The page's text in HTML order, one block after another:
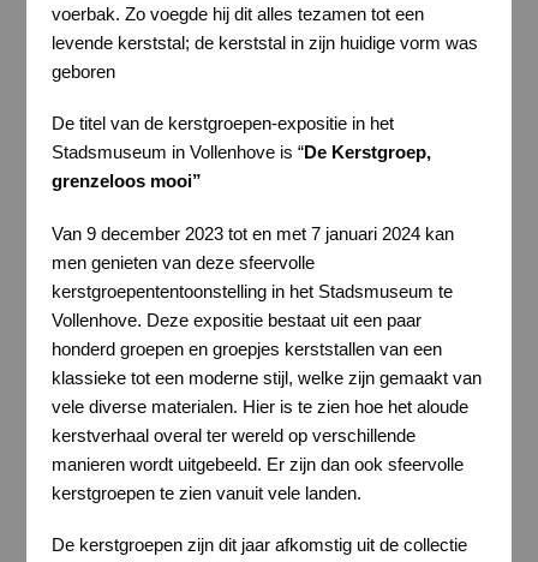
voerbak. Zo voegde hij dit alles tezamen tot een
levende kerststal; de kerststal in zijn huidige vorm was
geboren
De titel van de kerstgroepen-expositie in het
Stadsmuseum in Vollenhove is “De Kerstgroep,
grenzeloos mooi”
Van 9 december 2023 tot en met 7 januari 2024 kan
men genieten van deze sfeervolle
kerstgroepententoonstelling in het Stadsmuseum te
Vollenhove. Deze expositie bestaat uit een paar
honderd groepen en groepjes kerststallen van een
klassieke tot een moderne stijl, welke zijn gemaakt van
vele diverse materialen. Hier is te zien hoe het aloude
kerstverhaal overal ter wereld op verschillende
manieren wordt uitgebeeld. Er zijn dan ook sfeervolle
kerstgroepen te zien vanuit vele landen.
De kerstgroepen zijn dit jaar afkomstig uit de collectie